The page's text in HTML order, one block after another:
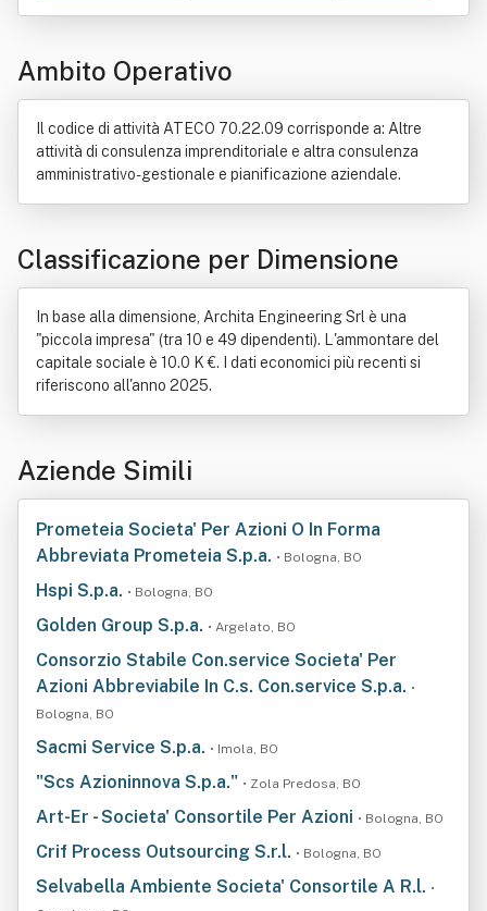
Ricerca scientifica
Energy Service Company
Diagnosi energetica
Sviluppo sostenibile
Commercio
Ingegneria civile
Macchina
Misurazione
Ordine professionale
Ambito Operativo
Il codice di attività ATECO 70.22.09 corrisponde a: Altre
attività di consulenza imprenditoriale e altra consulenza
amministrativo-gestionale e pianificazione aziendale.
Classificazione per Dimensione
In base alla dimensione, Archita Engineering Srl è una
"piccola impresa" (tra 10 e 49 dipendenti). L'ammontare del
capitale sociale è 10.0 K €. I dati economici più recenti si
riferiscono all'anno 2025.
Aziende Simili
Prometeia Societa' Per Azioni O In Forma
Abbreviata Prometeia S.p.a. • Bologna, BO
Hspi S.p.a. • Bologna, BO
Golden Group S.p.a. • Argelato, BO
Consorzio Stabile Con.service Societa' Per
Azioni Abbreviabile In C.s. Con.service S.p.a. •
Bologna, BO
Sacmi Service S.p.a. • Imola, BO
"Scs Azioninnova S.p.a." • Zola Predosa, BO
Art-Er - Societa' Consortile Per Azioni • Bologna, BO
Crif Process Outsourcing S.r.l. • Bologna, BO
Selvabella Ambiente Societa' Consortile A R.l. •